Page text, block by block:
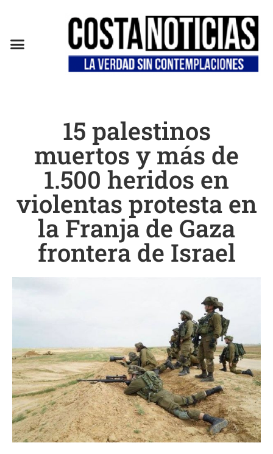
15 palestinos
muertos y más de
1.500 heridos en
violentas protesta en
la Franja de Gaza
frontera de Israel